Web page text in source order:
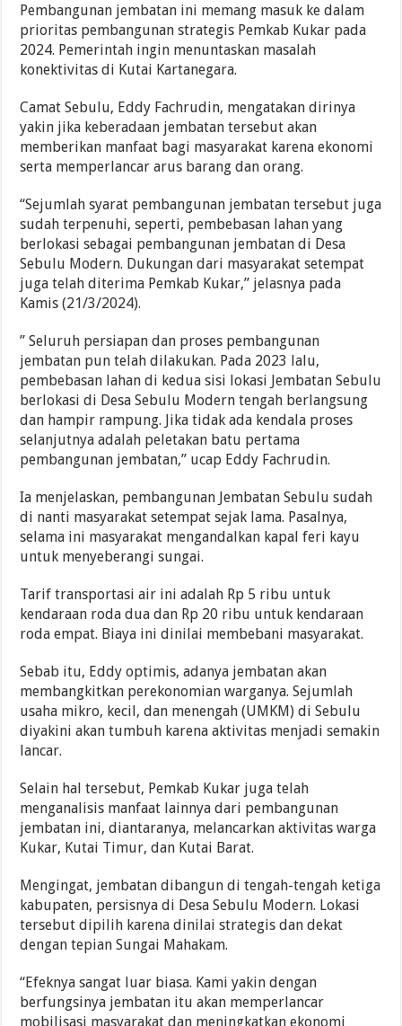
Pembangunan jembatan ini memang masuk ke dalam
prioritas pembangunan strategis Pemkab Kukar pada
2024. Pemerintah ingin menuntaskan masalah
konektivitas di Kutai Kartanegara.
Camat Sebulu, Eddy Fachrudin, mengatakan dirinya
yakin jika keberadaan jembatan tersebut akan
memberikan manfaat bagi masyarakat karena ekonomi
serta memperlancar arus barang dan orang.
“Sejumlah syarat pembangunan jembatan tersebut juga
sudah terpenuhi, seperti, pembebasan lahan yang
berlokasi sebagai pembangunan jembatan di Desa
Sebulu Modern. Dukungan dari masyarakat setempat
juga telah diterima Pemkab Kukar,” jelasnya pada
Kamis (21/3/2024).
” Seluruh persiapan dan proses pembangunan
jembatan pun telah dilakukan. Pada 2023 lalu,
pembebasan lahan di kedua sisi lokasi Jembatan Sebulu
berlokasi di Desa Sebulu Modern tengah berlangsung
dan hampir rampung. Jika tidak ada kendala proses
selanjutnya adalah peletakan batu pertama
pembangunan jembatan,” ucap Eddy Fachrudin.
Ia menjelaskan, pembangunan Jembatan Sebulu sudah
di nanti masyarakat setempat sejak lama. Pasalnya,
selama ini masyarakat mengandalkan kapal feri kayu
untuk menyeberangi sungai.
Tarif transportasi air ini adalah Rp 5 ribu untuk
kendaraan roda dua dan Rp 20 ribu untuk kendaraan
roda empat. Biaya ini dinilai membebani masyarakat.
Sebab itu, Eddy optimis, adanya jembatan akan
membangkitkan perekonomian warganya. Sejumlah
usaha mikro, kecil, dan menengah (UMKM) di Sebulu
diyakini akan tumbuh karena aktivitas menjadi semakin
lancar.
Selain hal tersebut, Pemkab Kukar juga telah
menganalisis manfaat lainnya dari pembangunan
jembatan ini, diantaranya, melancarkan aktivitas warga
Kukar, Kutai Timur, dan Kutai Barat.
Mengingat, jembatan dibangun di tengah-tengah ketiga
kabupaten, persisnya di Desa Sebulu Modern. Lokasi
tersebut dipilih karena dinilai strategis dan dekat
dengan tepian Sungai Mahakam.
“Efeknya sangat luar biasa. Kami yakin dengan
berfungsinya jembatan itu akan memperlancar
mobilisasi masyarakat dan meningkatkan ekonomi